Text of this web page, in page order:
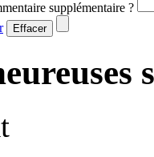
supplémentaire ?
Effacer